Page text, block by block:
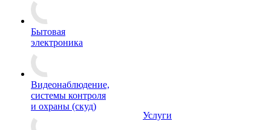
Бытовая
электроника
Видеонаблюдение,
системы контроля
и охраны (скуд)
Услуги